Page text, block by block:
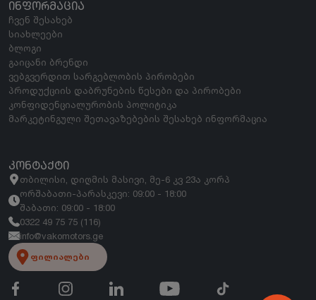
ᲘᲜᲤᲝᲠᲛᲐᲪᲘᲐ
ჩვენ შესახებ
სიახლეები
ბლოგი
გაიცანი ბრენდი
ვებგვერდით სარგებლობის პირობები
პროდუქციის დაბრუნების წესები და პირობები
კონფიდენციალურობის პოლიტიკა
მარკეტინგული შეთავაზებების შესახებ ინფორმაცია
ᲙᲝᲜᲢᲐᲥᲢᲘ
თბილისი, დიღმის მასივი, მე-6 კვ 23ა კორპ
ორშაბათი-პარასკევი: 09:00 - 18:00
შაბათი: 09:00 - 18:00
0322 49 75 75 (116)
info@vakomotors.ge
ფილიალები